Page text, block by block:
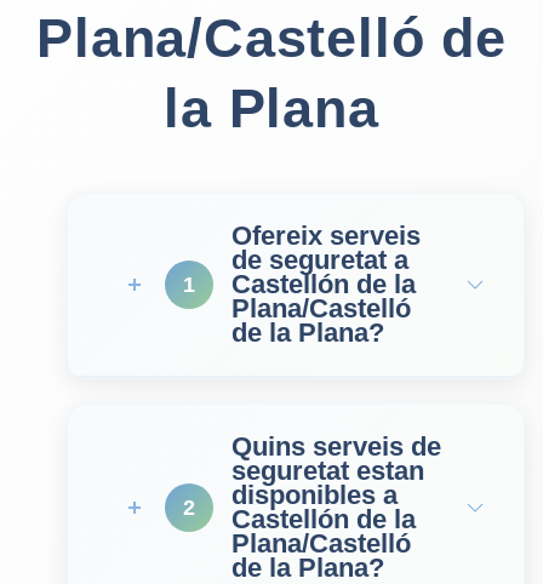
Plana/Castelló de
la Plana
1
Ofereix serveis
de seguretat a
Castellón de la
Plana/Castelló
de la Plana?
2
Quins serveis de
seguretat estan
disponibles a
Castellón de la
Plana/Castelló
de la Plana?